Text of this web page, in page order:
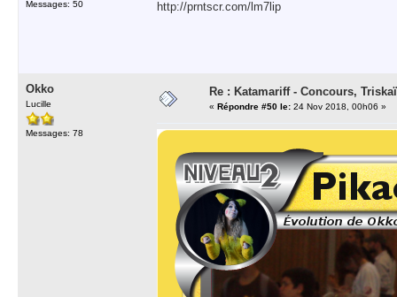
Messages: 50 http://prntscr.com/lm7lip
Okko
Lucille
Messages: 78
Re : Katamariff - Concours,
« Répondre #50 le: 24 Nov 2018, 00h06 »